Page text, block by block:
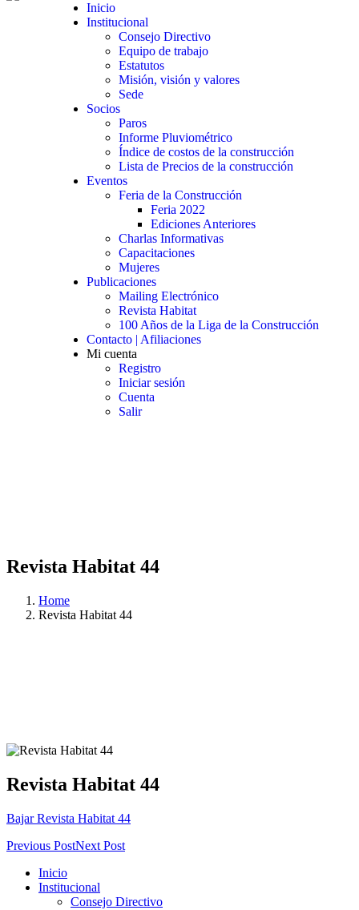
Inicio
Institucional
Consejo Directivo
Equipo de trabajo
Estatutos
Misión, visión y valores
Sede
Socios
Paros
Informe Pluviométrico
Índice de costos de la construcción
Lista de Precios de la construcción
Eventos
Feria de la Construcción
Feria 2022
Ediciones Anteriores
Charlas Informativas
Capacitaciones
Mujeres
Publicaciones
Mailing Electrónico
Revista Habitat
100 Años de la Liga de la Construcción
Contacto | Afiliaciones
Mi cuenta
Registro
Iniciar sesión
Cuenta
Salir
Revista Habitat 44
Home
Revista Habitat 44
Revista Habitat 44
Bajar Revista Habitat 44
Previous PostNext Post
Inicio
Institucional
Consejo Directivo